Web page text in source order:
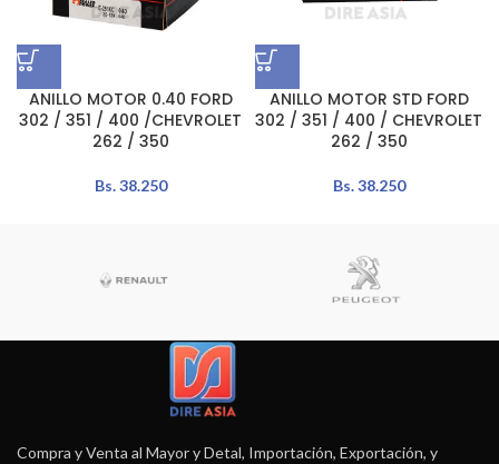
ANILLO MOTOR 0.40 FORD
302 / 351 / 400 /CHEVROLET
262 / 350
Bs.38.250
ANILLO MOTOR STD FORD
302 / 351 / 400 / CHEVROLET
262 / 350
Bs.38.250
Compra y Venta al Mayor y Detal, Importación, Exportación, y